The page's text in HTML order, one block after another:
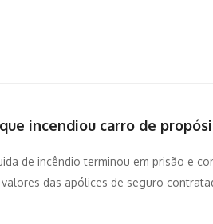
incendiou carro de
de incêndio terminou em prisão e
das apólices de seguro